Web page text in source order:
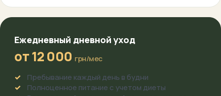
Ежедневный дневной уход
от 12 000 грн/мес
Пребывание каждый день в будни
Полноценное питание с учетом диеты